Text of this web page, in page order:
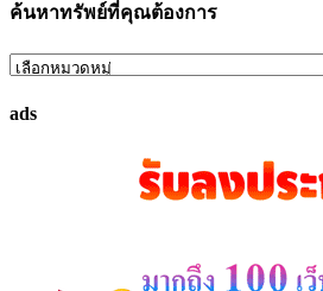
ค้นหาทรัพย์ที่คุณต้องการ
ค้นหา
ที่
ads